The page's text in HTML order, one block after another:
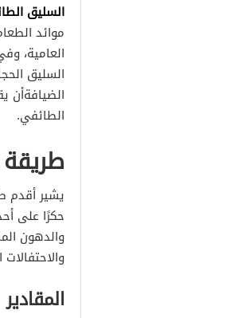
السليق
موائد
العامية،
السليق
الضيافةأن
الطائفي.
يشير أقدم
حكرًا على
والدهون
المقادير